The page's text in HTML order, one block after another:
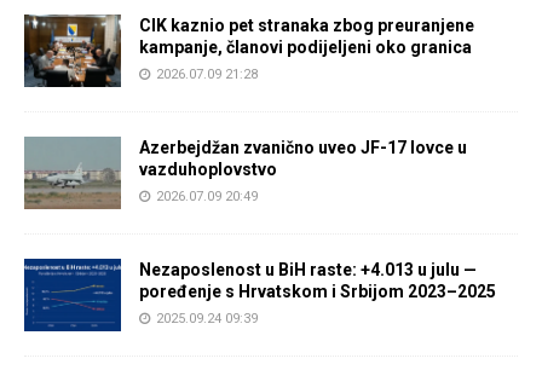
CIK kaznio pet stranaka zbog preuranjene
kampanje, članovi podijeljeni oko granica
2026.07.09 21:28
Azerbejdžan zvanično uveo JF-17 lovce u
vazduhoplovstvo
2026.07.09 20:49
Nezaposlenost u BiH raste: +4.013 u julu —
poređenje s Hrvatskom i Srbijom 2023–2025
2025.09.24 09:39